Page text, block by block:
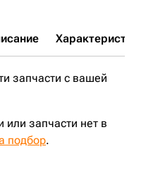
Характеристики
запчасти с вашей
или запчасти нет в
подбор.